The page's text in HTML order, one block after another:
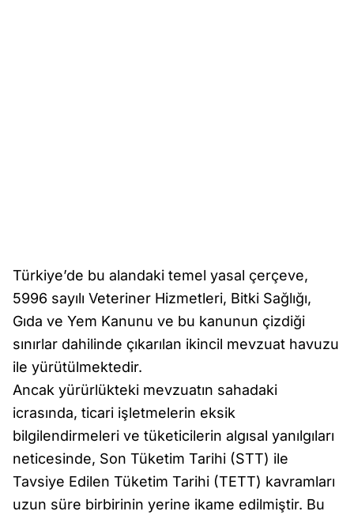
Türkiye’de bu alandaki temel yasal çerçeve,
5996 sayılı Veteriner Hizmetleri, Bitki Sağlığı,
Gıda ve Yem Kanunu ve bu kanunun çizdiği
sınırlar dahilinde çıkarılan ikincil mevzuat havuzu
ile yürütülmektedir.
Ancak yürürlükteki mevzuatın sahadaki
icrasında, ticari işletmelerin eksik
bilgilendirmeleri ve tüketicilerin algısal yanılgıları
neticesinde, Son Tüketim Tarihi (STT) ile
Tavsiye Edilen Tüketim Tarihi (TETT) kavramları
uzun süre birbirinin yerine ikame edilmiştir. Bu